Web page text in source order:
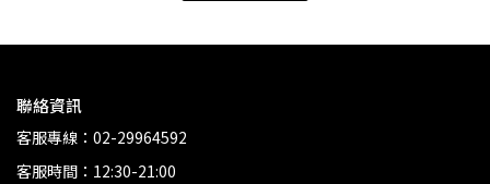
聯絡資訊
客服專線：02-29964592
客服時間：12:30-21:00